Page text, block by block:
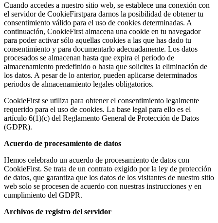
Cuando accedes a nuestro sitio web, se establece una conexión con
el servidor de CookieFirstpara darnos la posibilidad de obtener tu
consentimiento válido para el uso de cookies determinadas. A
continuación, CookieFirst almacena una cookie en tu navegador
para poder activar sólo aquellas cookies a las que has dado tu
consentimiento y para documentarlo adecuadamente. Los datos
procesados se almacenan hasta que expira el periodo de
almacenamiento predefinido o hasta que solicites la eliminación de
los datos. A pesar de lo anterior, pueden aplicarse determinados
periodos de almacenamiento legales obligatorios.
CookieFirst se utiliza para obtener el consentimiento legalmente
requerido para el uso de cookies. La base legal para ello es el
artículo 6(1)(c) del Reglamento General de Protección de Datos
(GDPR).
Acuerdo de procesamiento de datos
Hemos celebrado un acuerdo de procesamiento de datos con
CookieFirst. Se trata de un contrato exigido por la ley de protección
de datos, que garantiza que los datos de los visitantes de nuestro sitio
web solo se procesen de acuerdo con nuestras instrucciones y en
cumplimiento del GDPR.
Archivos de registro del servidor